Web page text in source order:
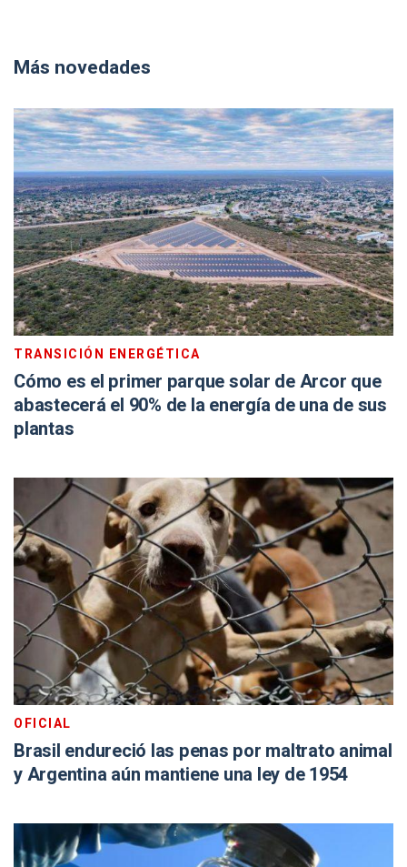
Más novedades
TRANSICIÓN ENERGÉTICA
Cómo es el primer parque solar de Arcor que
abastecerá el 90% de la energía de una de sus
plantas
OFICIAL
Brasil endureció las penas por maltrato animal
y Argentina aún mantiene una ley de 1954